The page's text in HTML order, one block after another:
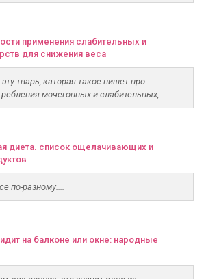
применения слабительных и
для снижения веса
тварь, каторая такое пишет про
мочегонных и слабительных,...
диета. список ощелачивающих и
по-разному....
на балконе или окне: народные